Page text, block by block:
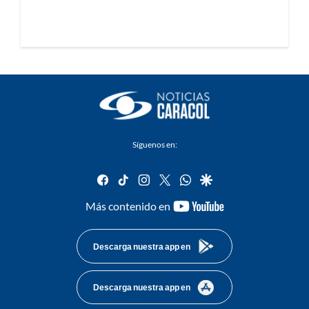
Síguenos en:
facebook
tiktok instagram
twitterwhatsapp
google
Más contenido en
youtube-
Descarga nuestra app en
Descarga nuestra app en